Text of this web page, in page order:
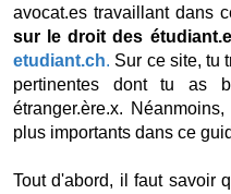
avocat.es travaillant dans
sur le droit des
etudiant.ch. Sur ce site, tu
pertinentes dont tu as
étranger.ère.x.
plus importants dans ce
Tout d'abord, il faut savoir